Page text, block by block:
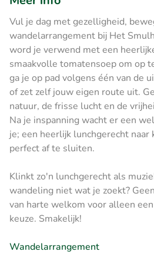
Vul je dag met gezelligheid,
wandelarrangement bij Het
word je verwend met een
smaakvolle tomatensoep om op
ga je op pad volgens één van de
of zet zelf jouw eigen route uit.
natuur, de frisse lucht en de
Na je inspanning wacht er een
je; een heerlijk lunchgerecht naar
perfect af te sluiten.
Klinkt zo'n lunchgerecht als
wandeling niet wat je zoekt?
van harte welkom voor alleen
keuze. Smakelijk!
Wandelarrangement